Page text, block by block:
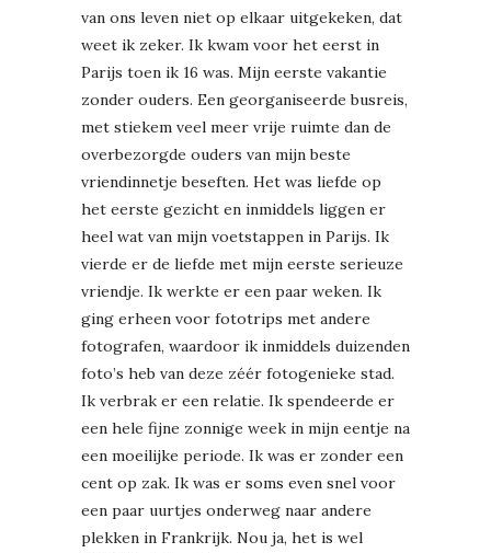
van ons leven niet op elkaar uitgekeken, dat
weet ik zeker. Ik kwam voor het eerst in
Parijs toen ik 16 was. Mijn eerste vakantie
zonder ouders. Een georganiseerde busreis,
met stiekem veel meer vrije ruimte dan de
overbezorgde ouders van mijn beste
vriendinnetje beseften. Het was liefde op
het eerste gezicht en inmiddels liggen er
heel wat van mijn voetstappen in Parijs. Ik
vierde er de liefde met mijn eerste serieuze
vriendje. Ik werkte er een paar weken. Ik
ging erheen voor fototrips met andere
fotografen, waardoor ik inmiddels duizenden
foto’s heb van deze zéér fotogenieke stad.
Ik verbrak er een relatie. Ik spendeerde er
een hele fijne zonnige week in mijn eentje na
een moeilijke periode. Ik was er zonder een
cent op zak. Ik was er soms even snel voor
een paar uurtjes onderweg naar andere
plekken in Frankrijk. Nou ja, het is wel